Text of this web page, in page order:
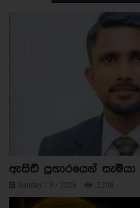
ඇසිඩ් ප්‍රහාරයෙන්
Sunday / 9 / 2026 2208